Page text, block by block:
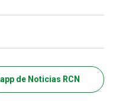
de Noticias RCN